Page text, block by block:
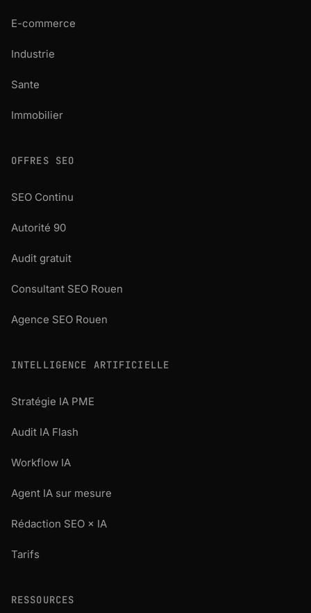
E-commerce
Industrie
Sante
Immobilier
OFFRES SEO
SEO Continu
Autorité 90
Audit gratuit
Consultant SEO Rouen
Agence SEO Rouen
INTELLIGENCE ARTIFICIELLE
Stratégie IA PME
Audit IA Flash
Workflow IA
Agent IA sur mesure
Rédaction SEO × IA
Tarifs
RESSOURCES